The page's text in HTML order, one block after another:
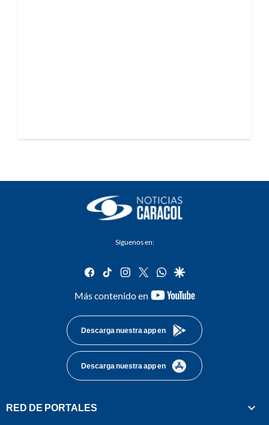
Síguenos en:
facebook
tiktok instagram
twitterwhatsapp
google
Más contenido en
youtube-
Descarga nuestra app en
Descarga nuestra app en
RED DE PORTALES